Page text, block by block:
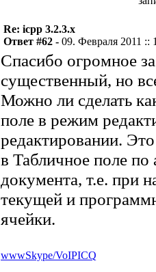
Re: icpp 3.2.3.x
Ответ #62 - 09. Февраля 2011 ::
Спасибо огромное
существенный, но
Можно ли сделать
поле в режим
редактировании.
в Табличное поле по
документа, т.е. при
текущей и
ячейки.
wwwSkype/VoIPICQ